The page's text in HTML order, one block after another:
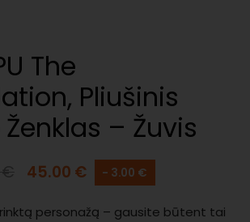
The
Pliušinis
– Žuvis
45.00 € - 3.00 €
personažą – gausite būtent tai